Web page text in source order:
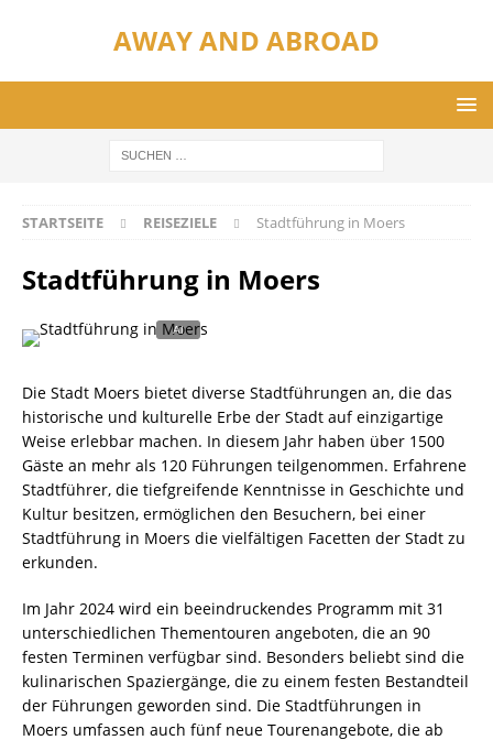
AWAY AND ABROAD
STARTSEITE REISEZIELE Stadtführung in Moers​
Stadtführung in Moers​
Die Stadt Moers bietet diverse Stadtführungen an, die das
historische und kulturelle Erbe der Stadt auf einzigartige
Weise erlebbar machen. In diesem Jahr haben über 1500
Gäste an mehr als 120 Führungen teilgenommen. Erfahrene
Stadtführer, die tiefgreifende Kenntnisse in Geschichte und
Kultur besitzen, ermöglichen den Besuchern, bei einer
Stadtführung in Moers die vielfältigen Facetten der Stadt zu
erkunden.
Im Jahr 2024 wird ein beeindruckendes Programm mit 31
unterschiedlichen Thementouren angeboten, die an 90
festen Terminen verfügbar sind. Besonders beliebt sind die
kulinarischen Spaziergänge, die zu einem festen Bestandteil
der Führungen geworden sind. Die Stadtführungen in
Moers umfassen auch fünf neue Tourenangebote, die ab